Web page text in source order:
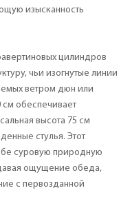
изысканность
цилиндров
чьи изогнутые линии
ветром дюн или
обеспечивает
высота 75 см
стулья. Этот
суровую природную
ощущение обеда,
с первозданной